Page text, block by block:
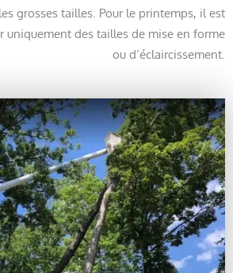
grosses tailles. Pour le printemps, il est
uniquement des tailles de mise en forme
ou d’éclaircissement.